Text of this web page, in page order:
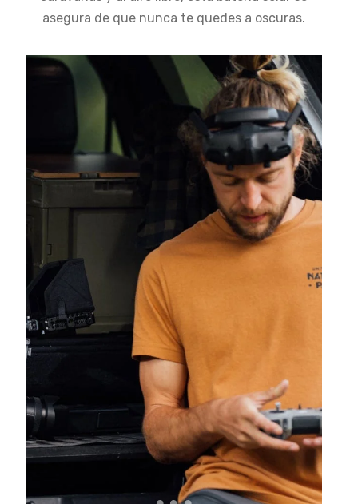
asegura de que nunca te quedes a oscuras.